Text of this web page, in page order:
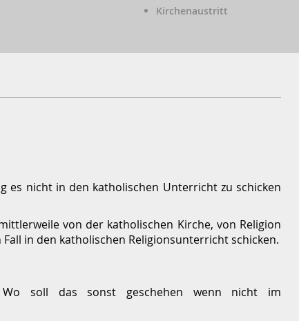
Kirchenaustritt
es nicht in den katholischen Unterricht zu schicken
von der katholischen Kirche, von Religion
in den katholischen Religionsunterricht schicken.
soll das sonst geschehen wenn nicht im